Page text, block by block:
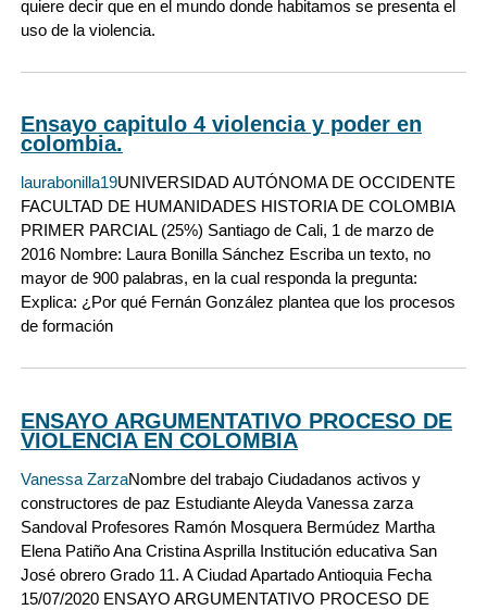
quiere decir que en el mundo donde habitamos se presenta el
uso de la violencia.
Ensayo capitulo 4 violencia y poder en
colombia.
laurabonilla19UNIVERSIDAD AUTÓNOMA DE OCCIDENTE
FACULTAD DE HUMANIDADES HISTORIA DE COLOMBIA
PRIMER PARCIAL (25%) Santiago de Cali, 1 de marzo de
2016 Nombre: Laura Bonilla Sánchez Escriba un texto, no
mayor de 900 palabras, en la cual responda la pregunta:
Explica: ¿Por qué Fernán González plantea que los procesos
de formación
ENSAYO ARGUMENTATIVO PROCESO DE
VIOLENCIA EN COLOMBIA
Vanessa ZarzaNombre del trabajo Ciudadanos activos y
constructores de paz Estudiante Aleyda Vanessa zarza
Sandoval Profesores Ramón Mosquera Bermúdez Martha
Elena Patiño Ana Cristina Asprilla Institución educativa San
José obrero Grado 11. A Ciudad Apartado Antioquia Fecha
15/07/2020 ENSAYO ARGUMENTATIVO PROCESO DE